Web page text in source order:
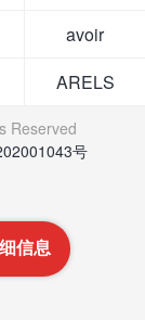
avoir
ARELS
Reserved
号
信息